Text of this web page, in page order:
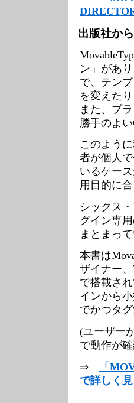
出版社か
ン」があ
で、テン
を変えた
また、プ
勝手のよ
このよう
者が個人
いるケー
用目的に
シックス
グイン専
まとまっ
本書は
ザイナー
で搭載さ
インから
でかつタ
(ユーザー
で動作が
⇒
「
で詳しく